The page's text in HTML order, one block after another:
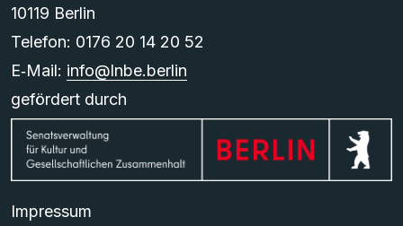
10119 Berlin
Telefon: 0176 20 14 20 52
E‑Mail: info@lnbe.berlin
gefördert durch
Impressum